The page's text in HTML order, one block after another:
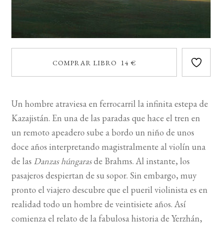
COMPRAR LIBRO 14 €
Un hombre atraviesa en ferrocarril la infinita estepa de
Kazajistán. En una de las paradas que hace el tren en
un remoto apeadero sube a bordo un niño de unos
doce años interpretando magistralmente al violín una
de las Danzas húngarasde Brahms. Al instante, los
pasajeros despiertan de su sopor. Sin embargo, muy
pronto el viajero descubre que el pueril violinista es en
realidad todo un hombre de veintisiete años. Así
comienza el relato de la fabulosa historia de Yerzhán,